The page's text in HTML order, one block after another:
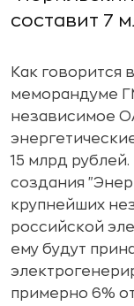
составит 7
Как говорится
меморандуме
независимое
15 млрд
создания
крупнейших
российской
ему будут
примерно 6%